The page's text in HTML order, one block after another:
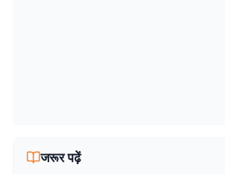
जरूर पढ़ें